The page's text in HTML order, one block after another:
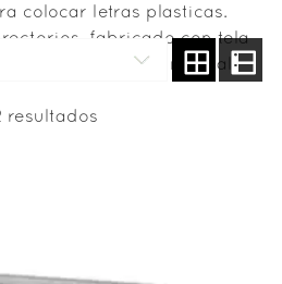
colocar letras plasticas.
fabricado con tela
de aluminio natural.
resultados